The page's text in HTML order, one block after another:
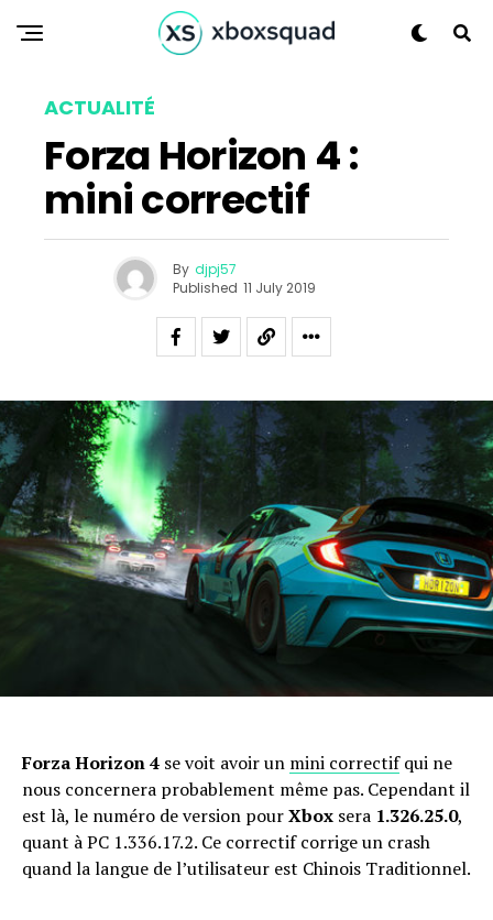
ACTUALITÉ
Forza Horizon 4 :
mini correctif
By djpj57
Published 11 July 2019
Forza Horizon 4 se voit avoir un mini correctifqui ne
nous concernera probablement même pas. Cependant il
est là, le numéro de version pourXbox sera 1.326.25.0,
quant à PC 1.336.17.2. Ce correctif corrige un crash
quand la langue de l’utilisateur est Chinois Traditionnel.